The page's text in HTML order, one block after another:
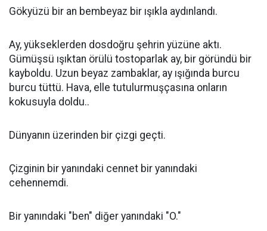
Gökyüzü bir an bembeyaz bir ışıkla aydınlandı.
Ay, yükseklerden dosdoğru şehrin yüzüne aktı.
Gümüşsü ışıktan örülü tostoparlak ay, bir göründü bir
kayboldu. Uzun beyaz zambaklar, ay ışığında burcu
burcu tüttü. Hava, elle tutulurmuşçasına onların
kokusuyla doldu..
Dünyanın üzerinden bir çizgi geçti.
Çizginin bir yanındaki cennet bir yanındaki
cehennemdi.
Bir yanındaki "ben" diğer yanındaki "O."